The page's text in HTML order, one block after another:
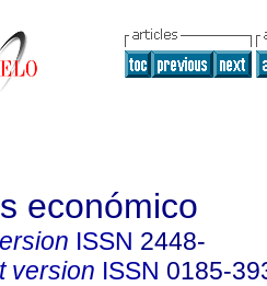
económico
ISSN 2448-
version ISSN 0185-